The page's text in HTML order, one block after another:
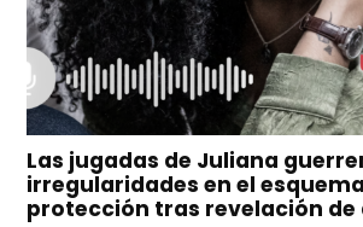
Las jugadas de Juliana
irregularidades en el
protección tras revelación de